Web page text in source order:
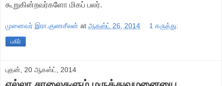
கூறுகின்றவர்களோ மிகப் பலர்.
முனைவர் இரா.குணசீலன் at ஆகஸ்ட் 26, 2014 1 கருத்து:
பகிர்
புதன், 20 ஆகஸ்ட், 2014